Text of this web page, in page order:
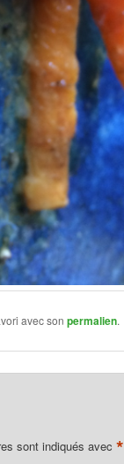
avec sonpermalien.
sont indiqués avec *